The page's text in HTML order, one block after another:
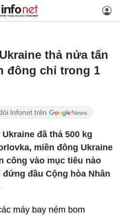
thả nửa tấn
đông chỉ trong 1
đã thả 500 kg
miền đông Ukraine
công vào mục tiêu nào
đầu Cộng hòa Nhân
máy bay ném bom